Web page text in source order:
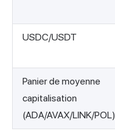
USDC/USDT
Panier de moyenne
capitalisation
(ADA/AVAX/LINK/POL)